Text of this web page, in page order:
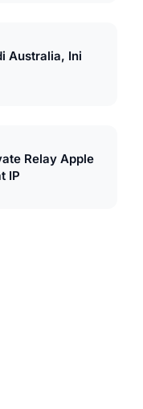
Australia, Ini
Relay Apple
IP